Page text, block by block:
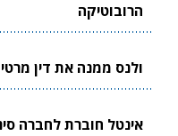
הרובוטיקה
ולנס ממנה את דין
אינטל חוברת לחברה